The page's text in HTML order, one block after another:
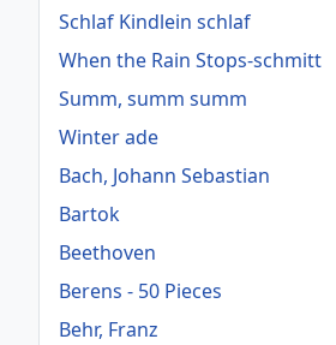
Schlaf Kindlein schlaf
When the Rain Stops-schmitt
Summ, summ summ
Winter ade
Bach, Johann Sebastian
Bartok
Beethoven
Berens - 50 Pieces
Behr, Franz